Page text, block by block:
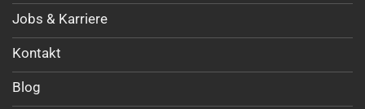
Jobs & Karriere
Kontakt
Blog